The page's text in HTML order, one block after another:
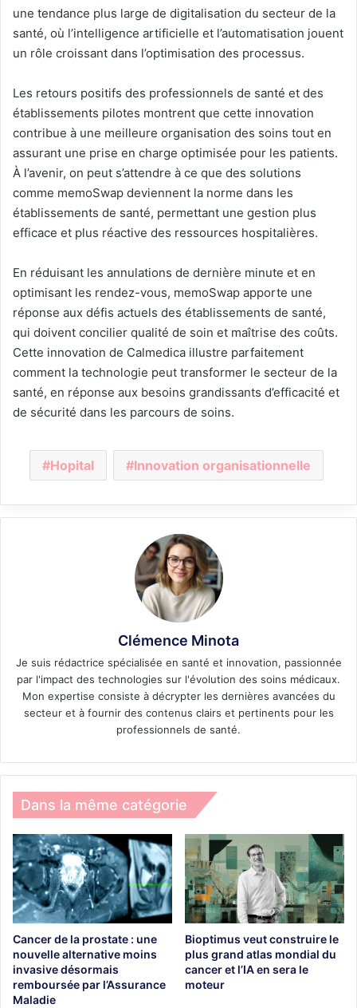
une tendance plus large de digitalisation du secteur de la
santé, où l’intelligence artificielle et l’automatisation jouent
un rôle croissant dans l’optimisation des processus.
Les retours positifs des professionnels de santé et des
établissements pilotes montrent que cette innovation
contribue à une meilleure organisation des soins tout en
assurant une prise en charge optimisée pour les patients.
À l’avenir, on peut s’attendre à ce que des solutions
comme memoSwap deviennent la norme dans les
établissements de santé, permettant une gestion plus
efficace et plus réactive des ressources hospitalières.
En réduisant les annulations de dernière minute et en
optimisant les rendez-vous, memoSwap apporte une
réponse aux défis actuels des établissements de santé,
qui doivent concilier qualité de soin et maîtrise des coûts.
Cette innovation de Calmedica illustre parfaitement
comment la technologie peut transformer le secteur de la
santé, en réponse aux besoins grandissants d’efficacité et
de sécurité dans les parcours de soins.
Hopital Innovation organisationnelle
Clémence Minota
Je suis rédactrice spécialisée en santé et innovation, passionnée
par l'impact des technologies sur l'évolution des soins médicaux.
Mon expertise consiste à décrypter les dernières avancées du
secteur et à fournir des contenus clairs et pertinents pour les
professionnels de santé.
Dans la même catégorie
Cancer de la prostate : une
nouvelle alternative moins
invasive désormais
remboursée par l’Assurance
Maladie
Bioptimus veut construire le
plus grand atlas mondial du
cancer et l’IA en sera le
moteur